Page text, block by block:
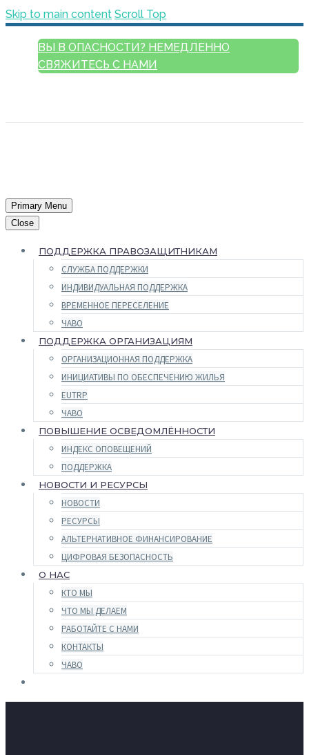
Skip to main content Scroll Top
ВЫ В ОПАСНОСТИ? НЕМЕДЛЕННО
СВЯЖИТЕСЬ С НАМИ
Primary Menu
Close
ПОДДЕРЖКА ПРАВОЗАЩИТНИКАМ
СЛУЖБА ПОДДЕРЖКИ
ИНДИВИДУАЛЬНАЯ ПОДДЕРЖКА
ВРЕМЕННОЕ ПЕРЕСЕЛЕНИЕ
ЧАВО
ПОДДЕРЖКА ОРГАНИЗАЦИЯМ
ОРГАНИЗАЦИОННАЯ ПОДДЕРЖКА
ИНИЦИАТИВЫ ПО ОБЕСПЕЧЕНИЮ ЖИЛЬЯ
EUTRP
ЧАВО
ПОВЫШЕНИЕ ОСВЕДОМЛЁННОСТИ
ИНДЕКС ОПОВЕЩЕНИЙ
ПОДДЕРЖКА
НОВОСТИ И РЕСУРСЫ
НОВОСТИ
РЕСУРСЫ
АЛЬТЕРНАТИВНОЕ ФИНАНСИРОВАНИЕ
ЦИФРОВАЯ БЕЗОПАСНОСТЬ
О НАС
КТО МЫ
ЧТО МЫ ДЕЛАЕМ
РАБОТАЙТЕ С НАМИ
КОНТАКТЫ
ЧАВО